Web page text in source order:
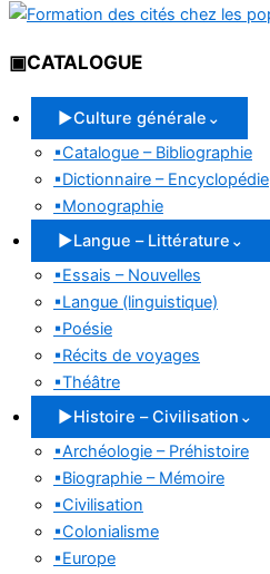
▣CATALOGUE
▶Culture générale ⌄
▪Catalogue – Bibliographie
▪Dictionnaire – Encyclopédie
▪Monographie
▶Langue – Littérature ⌄
▪Essais – Nouvelles
▪Langue (linguistique)
▪Poésie
▪Récits de voyages
▪Théâtre
▶Histoire – Civilisation ⌄
▪Archéologie – Préhistoire
▪Biographie – Mémoire
▪Civilisation
▪Colonialisme
▪Europe